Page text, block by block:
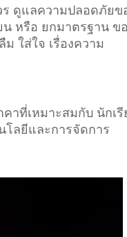
ดูแลความปลอดภัยข
หรือ ยกมาตรฐาน ข
ใส่ใจ เรื่องความ
าที่เหมาะสมกับ นักเ
ลยีและการจัดการ